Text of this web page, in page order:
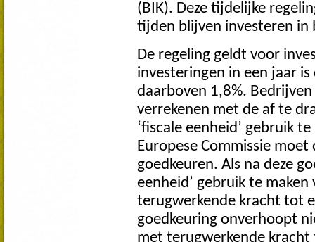
(BIK). Deze tijdelijke
tijden blijven investeren in
De regeling geldt voor
investeringen in een jaar
daarboven 1,8%.
verrekenen met de af te
‘fiscale eenheid’ gebruik
Europese Commissie
goedkeuren. Als na deze
eenheid’ gebruik te
terugwerkende kracht tot
goedkeuring onverhoopt
met terugwerkende